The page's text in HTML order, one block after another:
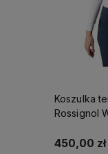
Koszulka
Rossignol
450,00 zł